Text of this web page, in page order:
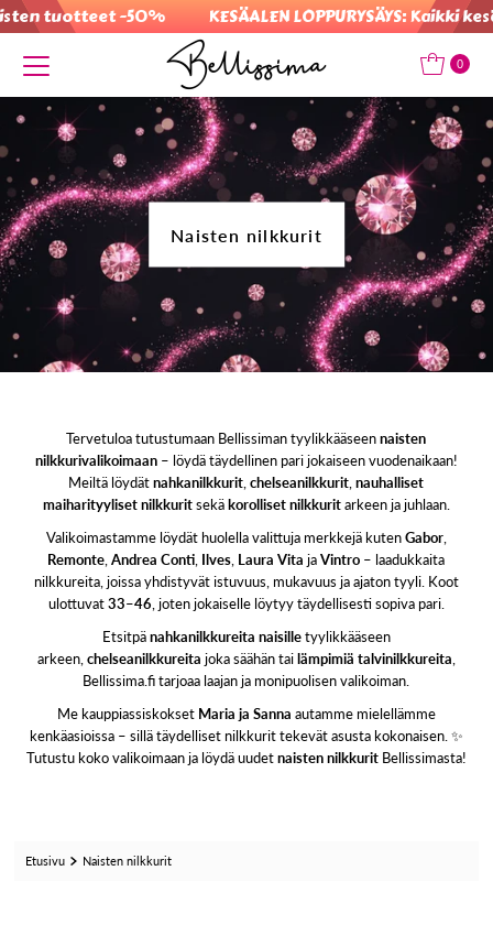
tuotteet -50% KESÄALEN LOPPURYSÄYS: Kaikki
Translation missing: fi.accessibility.skip_to_text 0
Naisten nilkkurit
Tervetuloa tutustumaan Bellissiman tyylikkääseennaisten
nilkkurivalikoimaan– löydä täydellinen pari jokaiseen vuodenaikaan!
Meiltä löydätnahkanilkkurit ,chelseanilkkurit ,nauhalliset
maiharityyliset nilkkuritsekäkorolliset nilkkuritarkeen ja juhlaan.
Valikoimastamme löydät huolella valittuja merkkejä kutenGabor,
Remonte ,Andrea Conti Ilves Laura Vita jaVintro – laadukkaita
nilkkureita, joissa yhdistyvät istuvuus, mukavuus ja ajaton tyyli. Koot
ulottuvat33–46 , joten jokaiselle löytyy täydellisesti sopiva pari.
Etsitpänahkanilkkureita naisilletyylikkääseen
arkeen, chelseanilkkureita joka säähän tailämpimiä talvinilkkureita
Bellissima.fi tarjoaa laajan ja monipuolisen valikoiman.
Me kauppiassiskokset Maria ja Sanna autamme mielellämme
kenkäasioissa – sillä täydelliset nilkkurit tekevät asusta kokonaisen. ✨
Tutustu koko valikoimaan ja löydä uudetnaisten nilkkuritBellissimasta!
Etusivu Naisten nilkkurit